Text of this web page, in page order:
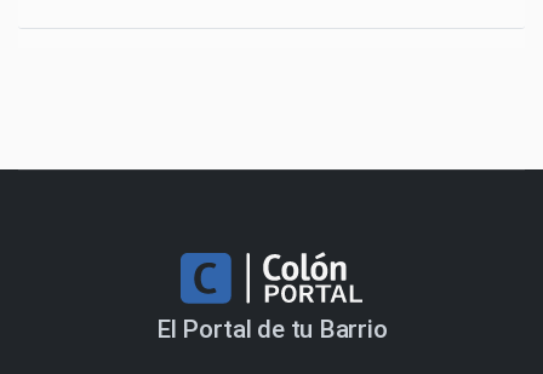
El Portal de tu Barrio